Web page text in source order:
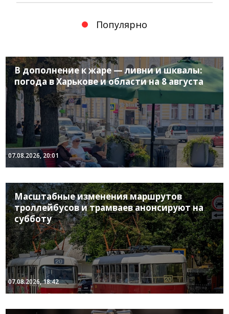
Популярно
В дополнение к жаре — ливни и шквалы:
погода в Харькове и области на 8 августа
07.08.2026, 20:01
Масштабные изменения маршрутов
троллейбусов и трамваев анонсируют на
субботу
07.08.2026, 18:42